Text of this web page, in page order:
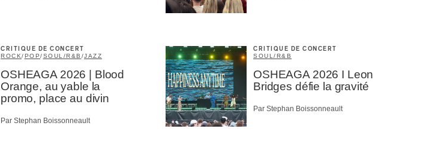
CRITIQUE DE CONCERT
ROCK/POP/SOUL/R&B /JAZZ
OSHEAGA 2026 | Blood
Orange, au yable la
promo, place au divin
Par Stephan Boissonneault
CRITIQUE DE CONCERT
SOUL/R&B
OSHEAGA 2026 I Leon
Bridges défie la gravité
Par Stephan Boissonneault